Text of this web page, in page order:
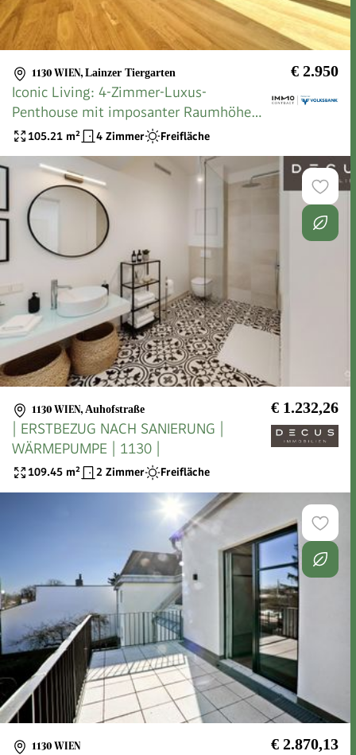
1130 WIEN, Lainzer Tiergarten € 2.950
Iconic Living: 4-Zimmer-Luxus-
Penthouse mit imposanter Raumhöhe
und stilvoller Architektur
105.21 m² 4 Zimmer Freifläche
1130 WIEN, Auhofstraße € 1.232,26
| ERSTBEZUG NACH SANIERUNG |
WÄRMEPUMPE | 1130 |
109.45 m² 2 Zimmer Freifläche
1130 WIEN € 2.870,13